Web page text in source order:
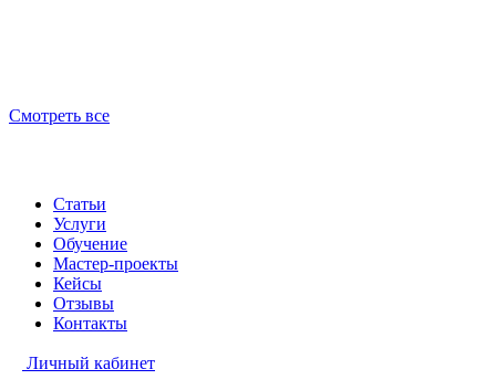
Смотреть все
Статьи
Услуги
Обучение
Мастер-проекты
Кейсы
Отзывы
Контакты
Личный кабинет